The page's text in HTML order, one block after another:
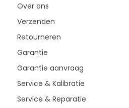
Over ons
Verzenden
Retourneren
Garantie
Garantie aanvraag
Service & Kalibratie
Service & Reparatie